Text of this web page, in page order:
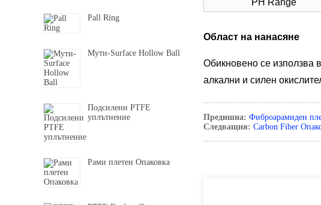
Pall Ring
Мути-Surface Hollow Ball
Подсилени PTFE
уплътнение
Рами плетен Опаковка
PH Range
Област на нанасяне
Обикновено се използва
алкални и силен
Предишна: Фиброарамиден
Следващия: Carbon Fiber